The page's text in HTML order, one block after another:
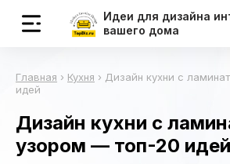
Идеи для дизайна
вашего дома
Главная › Кухня › Дизайн кухни с
идей
Дизайн кухни с
узором — топ-20 идей